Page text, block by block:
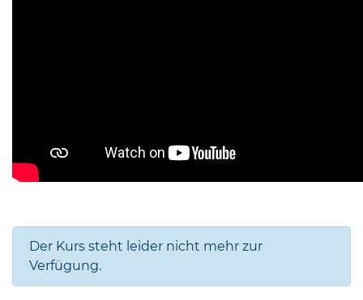
Der Kurs steht leider nicht mehr zur
Verfügung.